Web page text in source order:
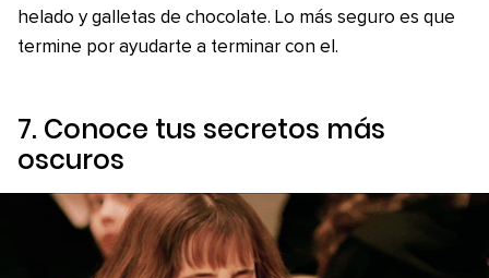
helado y galletas de chocolate. Lo más seguro es que
termine por ayudarte a terminar con el.
7. Conoce tus secretos más
oscuros